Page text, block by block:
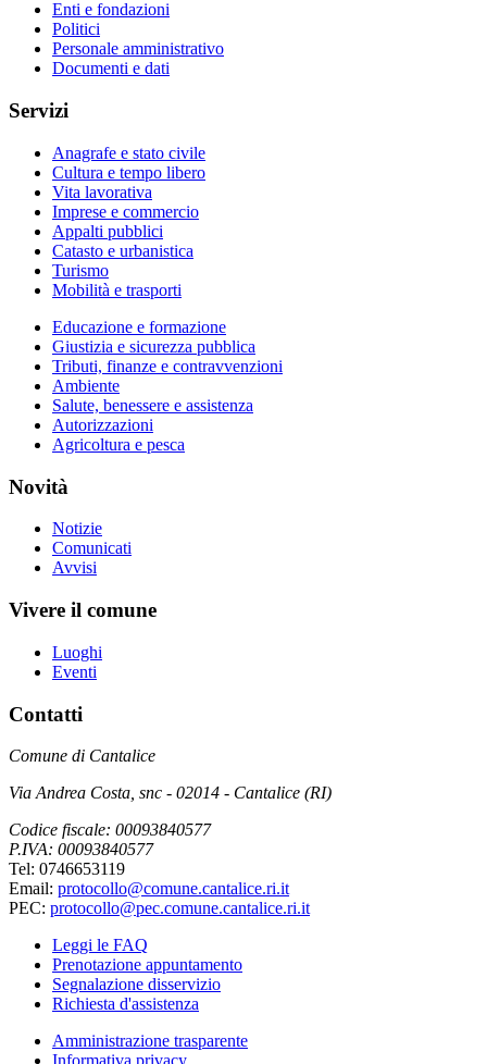
Enti e fondazioni
Politici
Personale amministrativo
Documenti e dati
Servizi
Anagrafe e stato civile
Cultura e tempo libero
Vita lavorativa
Imprese e commercio
Appalti pubblici
Catasto e urbanistica
Turismo
Mobilità e trasporti
Educazione e formazione
Giustizia e sicurezza pubblica
Tributi, finanze e contravvenzioni
Ambiente
Salute, benessere e assistenza
Autorizzazioni
Agricoltura e pesca
Novità
Notizie
Comunicati
Avvisi
Vivere il comune
Luoghi
Eventi
Contatti
Comune di Cantalice
Via Andrea Costa, snc - 02014 - Cantalice (RI)
Codice fiscale: 00093840577
P.IVA: 00093840577
Tel: 0746653119
Email: protocollo@comune.cantalice.ri.it
PEC: protocollo@pec.comune.cantalice.ri.it
Leggi le FAQ
Prenotazione appuntamento
Segnalazione disservizio
Richiesta d'assistenza
Amministrazione trasparente